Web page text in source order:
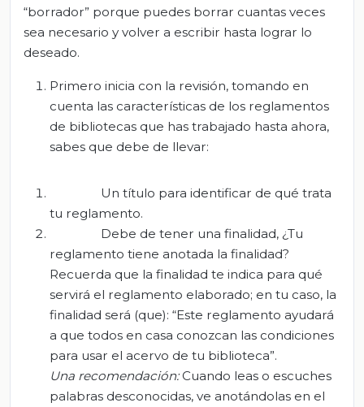
“borrador” porque puedes borrar cuantas veces
sea necesario y volver a escribir hasta lograr lo
deseado.
Primero inicia con la revisión, tomando en
cuenta las características de los reglamentos
de bibliotecas que has trabajado hasta ahora,
sabes que debe de llevar:
Un título para identificar de qué trata
tu reglamento.
Debe de tener una finalidad, ¿Tu
reglamento tiene anotada la finalidad?
Recuerda que la finalidad te indica para qué
servirá el reglamento elaborado; en tu caso, la
finalidad será (que): “Este reglamento ayudará
a que todos en casa conozcan las condiciones
para usar el acervo de tu biblioteca”.
Una recomendación:Cuando leas o escuches
palabras desconocidas, ve anotándolas en el